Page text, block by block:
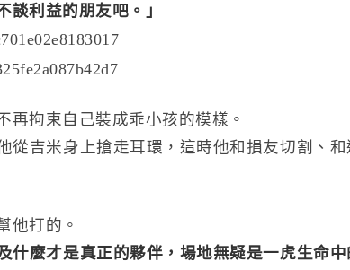
談利益的朋友吧。」
再拘束自己裝成乖小孩的模樣。
從吉米身上搶走耳環，這時他和損友切割、和
他打的。
什麼才是真正的夥伴，場地無疑是一虎生命